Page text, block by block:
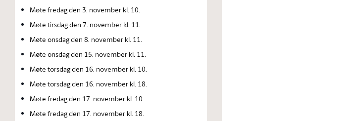
Møte fredag den 3. november kl. 10.
Møte tirsdag den 7. november kl. 11.
Møte onsdag den 8. november kl. 11.
Møte onsdag den 15. november kl. 11.
Møte torsdag den 16. november kl. 10.
Møte torsdag den 16. november kl. 18.
Møte fredag den 17. november kl. 10.
Møte fredag den 17. november kl. 18.